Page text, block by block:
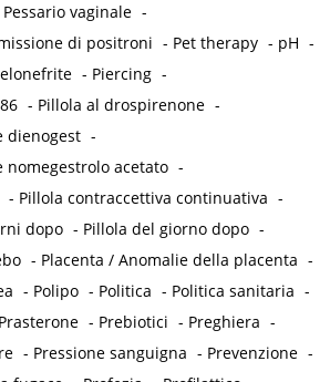
Pessario vaginale -
di positroni - Pet therapy - pH -
- Piercing -
- Pillola al drospirenone -
dienogest -
nomegestrolo acetato -
- Pillola contraccettiva continuativa -
dopo - Pillola del giorno dopo -
- Placenta / Anomalie della placenta -
- Polipo - Politica - Politica sanitaria -
Prasterone - Prebiotici - Preghiera -
- Pressione sanguigna - Prevenzione -